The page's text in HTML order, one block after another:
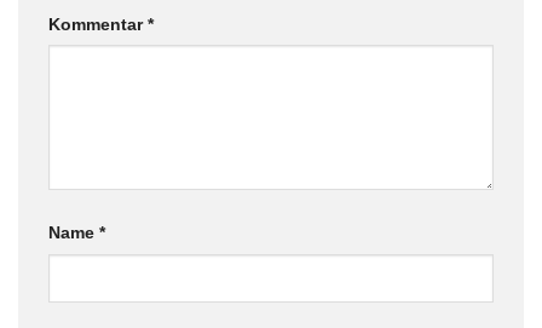
Kommentar*
Name *